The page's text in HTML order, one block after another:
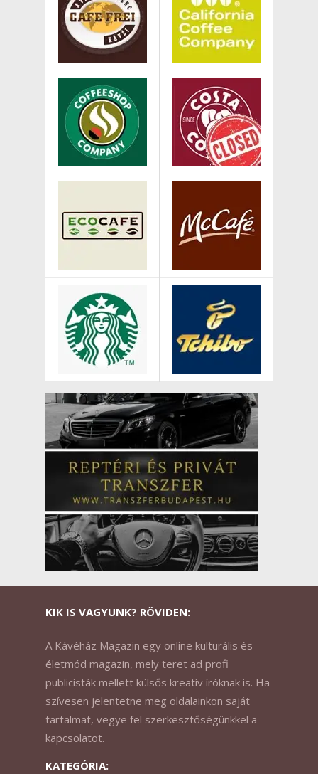
KIK IS VAGYUNK? RÖVIDEN:
A Kávéház Magazin egy online kulturális és
életmód magazin, mely teret ad profi
publicisták mellett külsős kreatív íróknak is. Ha
szívesen jelentetne meg oldalainkon saját
tartalmat, vegye fel szerkesztőségünkkel a
kapcsolatot.
KATEGÓRIA: